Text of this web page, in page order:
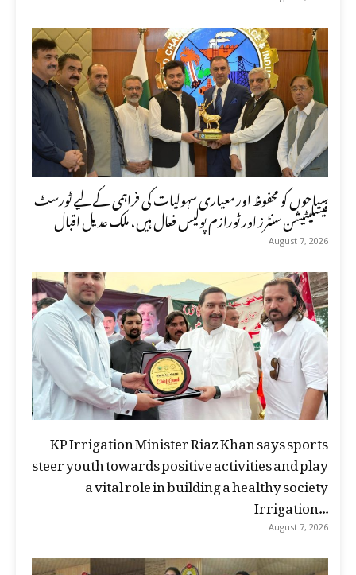
سیاحوں کو محفوظ اور معیاری سہولیات کی فراہمی کے لیے ٹورسٹ
فیسلیٹیشن سنٹرز اور ٹورازم پولیس فعال ہیں، ملک عدیل اقبال
August 7, 2026
KP Irrigation Minister Riaz Khan says sports
steer youth towards positive activities and play
a vital role in building a healthy society
Irrigation...
August 7, 2026